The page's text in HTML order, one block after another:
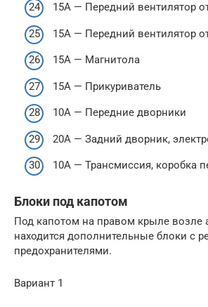
15А — Передний вентилятор
15А — Передний вентилятор
15А — Магнитола
15А — Прикуриватель
10А — Передние дворники
20А — Задний дворник,
10А — Трансмиссия, коробка
Блоки под капотом
Под капотом на правом крыле возле
находится дополнительные блоки с
предохранителями.
Вариант 1